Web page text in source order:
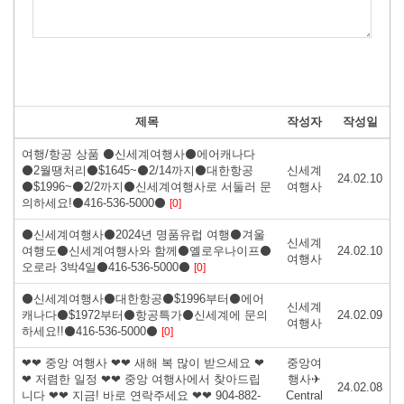
제목 작성자 작성일
여행/항공 상품 ⚫신세계여행사⚫에어캐나다
⚫2월땡처리⚫$1645~⚫2/14까지⚫대한항공
⚫$1996~⚫2/2까지⚫신세계여행사로 서둘러 문
의하세요!⚫416-536-5000⚫ [0]
신세계
여행사
24.02.10
⚫신세계여행사⚫2024년 명품유럽 여행⚫겨울
여행도⚫신세계여행사와 함께⚫옐로우나이프⚫
오로라 3박4일⚫416-536-5000⚫ [0]
신세계
여행사
24.02.10
⚫신세계여행사⚫대한항공⚫$1996부터⚫에어
캐나다⚫$1972부터⚫항공특가⚫신세계에 문의
하세요!!⚫416-536-5000⚫ [0]
신세계
여행사
24.02.09
❤❤ 중앙 여행사 ❤❤ 새해 복 많이 받으세요 ❤
❤ 저렴한 일정 ❤❤ 중앙 여행사에서 찾아드립
니다 ❤❤ 지금! 바로 연락주세요 ❤❤ 904-882-
중앙여
행사✈
Central
24.02.08